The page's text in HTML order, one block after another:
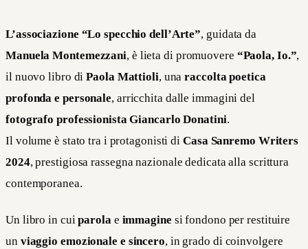
L’associazione “Lo specchio dell’Arte”, guidata da
Manuela Montemezzani, è lieta di promuovere “Paola, Io.”,
il nuovo libro diPaola Mattioli, unaraccolta poetica
profonda e personale, arricchita dalle immagini del
fotografo professionista Giancarlo Donatini.
Il volume è stato tra i protagonisti di Casa Sanremo Writers
2024, prestigiosa rassegna nazionale dedicata alla scrittura
contemporanea.
Un libro in cuiparolae immagine si fondono per restituire
un viaggio emozionale e sincero, in grado di coinvolgere